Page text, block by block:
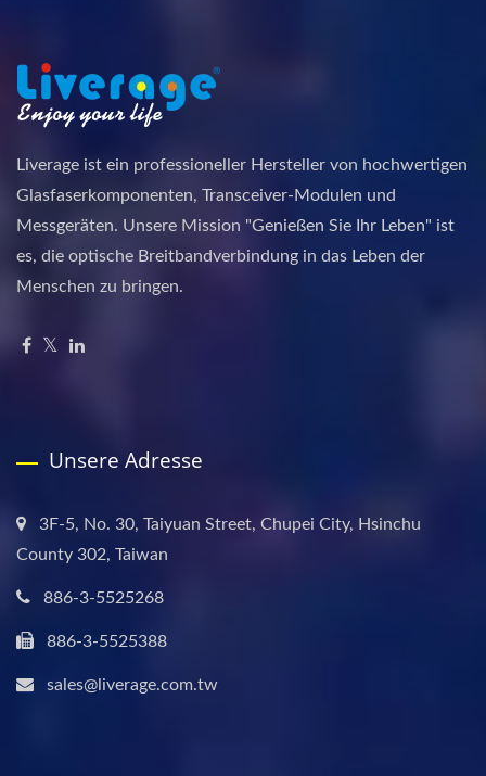
Liverage ist ein professioneller Hersteller von hochwertigen
Glasfaserkomponenten, Transceiver-Modulen und
Messgeräten. Unsere Mission "Genießen Sie Ihr Leben" ist
es, die optische Breitbandverbindung in das Leben der
Menschen zu bringen.
Unsere Adresse
3F-5, No. 30, Taiyuan Street, Chupei City, Hsinchu
County 302, Taiwan
886-3-5525268
886-3-5525388
sales@liverage.com.tw